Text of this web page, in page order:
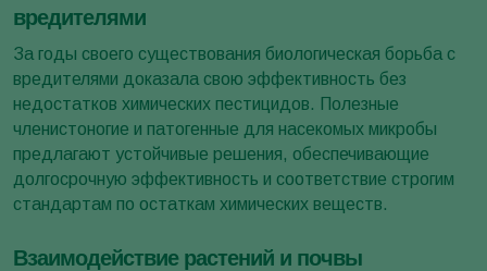
вредителями
За годы своего существования биологическая борьба с
вредителями доказала свою эффективность без
недостатков химических пестицидов. Полезные
членистоногие и патогенные для насекомых микробы
предлагают устойчивые решения, обеспечивающие
долгосрочную эффективность и соответствие строгим
стандартам по остаткам химических веществ.
Взаимодействие растений и почвы